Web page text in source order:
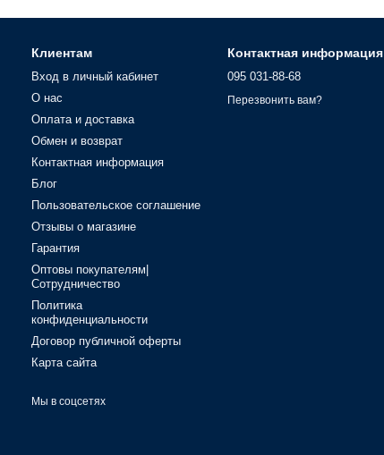
Клиентам
Вход в личный кабинет
О нас
Оплата и доставка
Обмен и возврат
Контактная информация
Блог
Пользовательское соглашение
Отзывы о магазине
Гарантия
Оптовы покупателям|
Сотрудничество
Политика
конфиденциальности
Договор публичной оферты
Карта сайта
Мы в соцсетях
Контактная информация
095 031-88-68
Перезвонить вам?